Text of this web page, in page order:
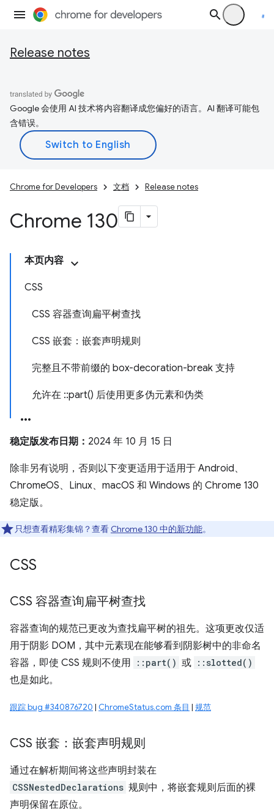
Release notes
Google 会使用 AI 技术将内容翻译成您偏好的语言。AI 翻译可能包
含错误。
Chrome for Developers 文档 Release notes
Chrome 130
本页内容
CSS
CSS 容器查询扁平树查找
CSS 嵌套：嵌套声明规则
完整且不带前缀的 box-decoration-break 支持
允许在 ::part() 后使用更多伪元素和伪类
稳定版发布日期： 2024 年 10 月 15 日
除非另有说明，否则以下变更适用于适用于 Android、
ChromeOS、Linux、macOS 和 Windows 的 Chrome 130
稳定版。
只想查看精彩集锦？查看 Chrome 130 中的新功能。
CSS
CSS 容器查询扁平树查找
容器查询的规范已更改为查找扁平树的祖先。这项更改仅适
用于阴影 DOM，其中元素现在能够看到阴影树中的非命名
容器，即使 CSS 规则不使用
::part() 或 ::slotted()
也是如此。
跟踪 bug #340876720 | ChromeStatus.com 条目 | 规范
CSS 嵌套：嵌套声明规则
通过在解析期间将这些声明封装在
CSSNestedDeclarations 规则中，将嵌套规则后面的裸
声明保留在原位。